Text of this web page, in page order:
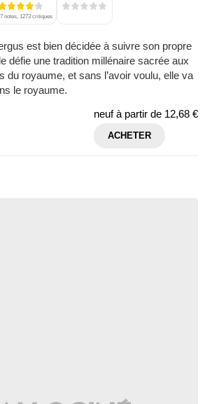
notes, 1273 critiques
est bien décidée à suivre son propre
défie une tradition millénaire sacrée aux
du royaume, et sans l’avoir voulu, elle va
le royaume.
neuf à partir de 12,68 €
ACHETER